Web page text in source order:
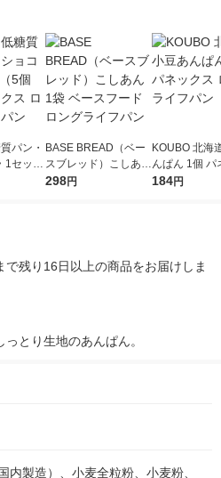
パン・
1セット
ックス
BASE BREAD（ベー
スブレッド）こしあん
1袋 ベースフード ロ
298円
KOUBO 北海
んぱん 1個 パ
ス ロングラ
184円
残り16日以上の商品をお届けしま
とり生地のあんぱん。
内製造）、小麦全粒粉、小麦粉、